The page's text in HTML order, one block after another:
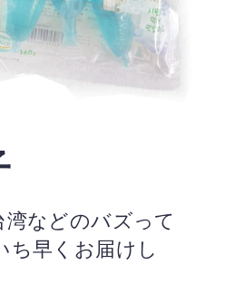
湾などのバズって
ち早くお届けし